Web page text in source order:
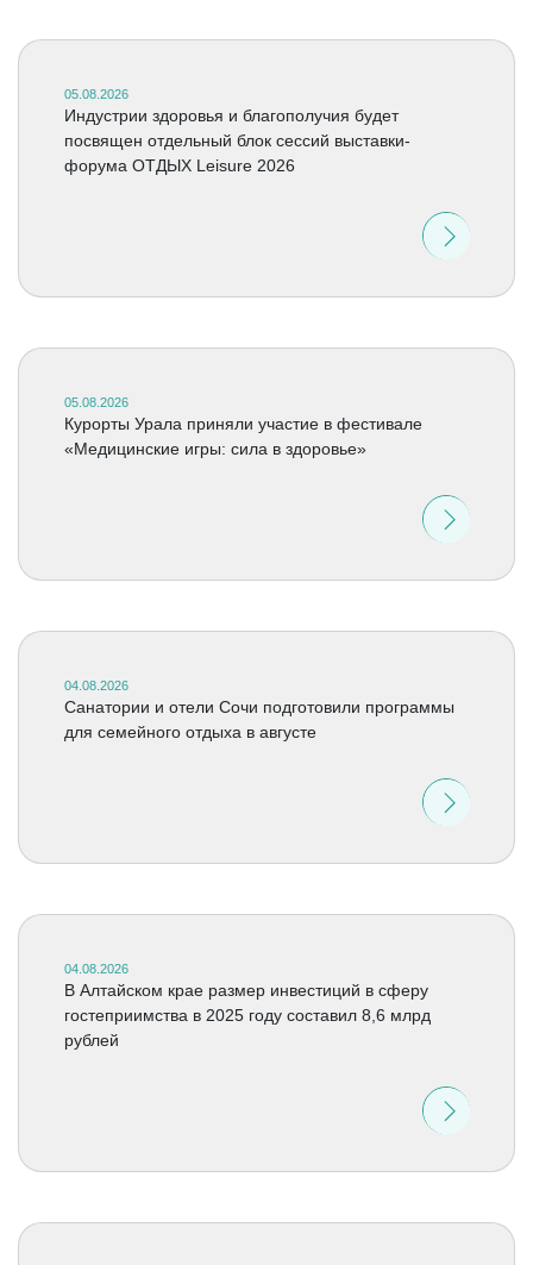
05.08.2026
Индустрии здоровья и благополучия будет
посвящен отдельный блок сессий выставки-
форума ОТДЫХ Leisure 2026
05.08.2026
Курорты Урала приняли участие в фестивале
«Медицинские игры: сила в здоровье»
04.08.2026
Санатории и отели Сочи подготовили программы
для семейного отдыха в августе
04.08.2026
В Алтайском крае размер инвестиций в сферу
гостеприимства в 2025 году составил 8,6 млрд
рублей